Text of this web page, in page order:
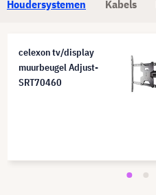
Houdersystemen Kabels
celexon tv/display
muurbeugel Adjust-
SRT70460